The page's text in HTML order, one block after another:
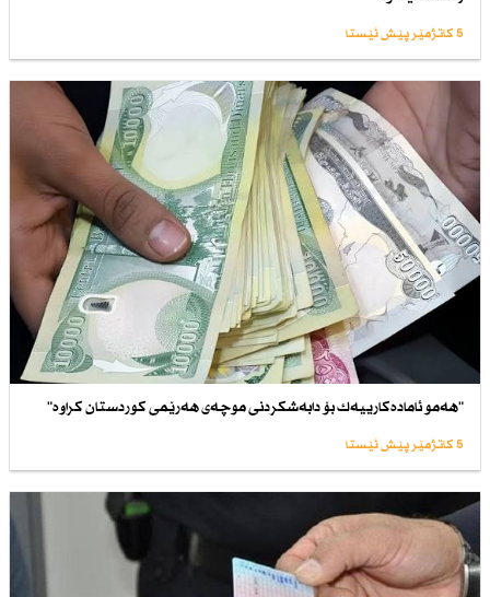
5 کاتژمێر پێش ئێستا
"هەمو ئامادەكارییەك بۆ دابەشكردنی موچەی هەرێمی كوردستان كراوە"
5 کاتژمێر پێش ئێستا